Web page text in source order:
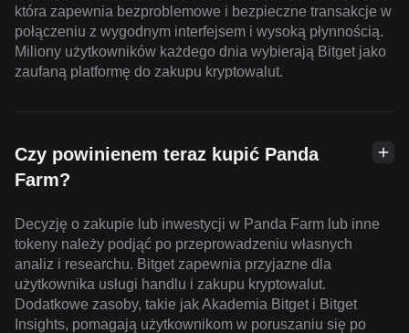
która zapewnia bezproblemowe i bezpieczne transakcje w
połączeniu z wygodnym interfejsem i wysoką płynnością.
Miliony użytkowników każdego dnia wybierają Bitget jako
zaufaną platformę do zakupu kryptowalut.
Czy powinienem teraz kupić Panda
Farm?
Decyzję o zakupie lub inwestycji w Panda Farm lub inne
tokeny należy podjąć po przeprowadzeniu własnych
analiz i researchu. Bitget zapewnia przyjazne dla
użytkownika usługi handlu i zakupu kryptowalut.
Dodatkowe zasoby, takie jak Akademia Bitget i Bitget
Insights, pomagają użytkownikom w poruszaniu się po